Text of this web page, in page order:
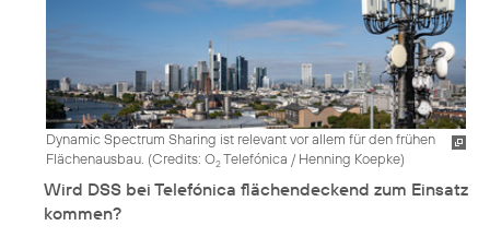
Dynamic Spectrum Sharing ist relevant vor allem für den frühen
Flächenausbau. (Credits: O2Telefónica / Henning Koepke)
Wird DSS bei Telefónica flächendeckend zum Einsatz
kommen?